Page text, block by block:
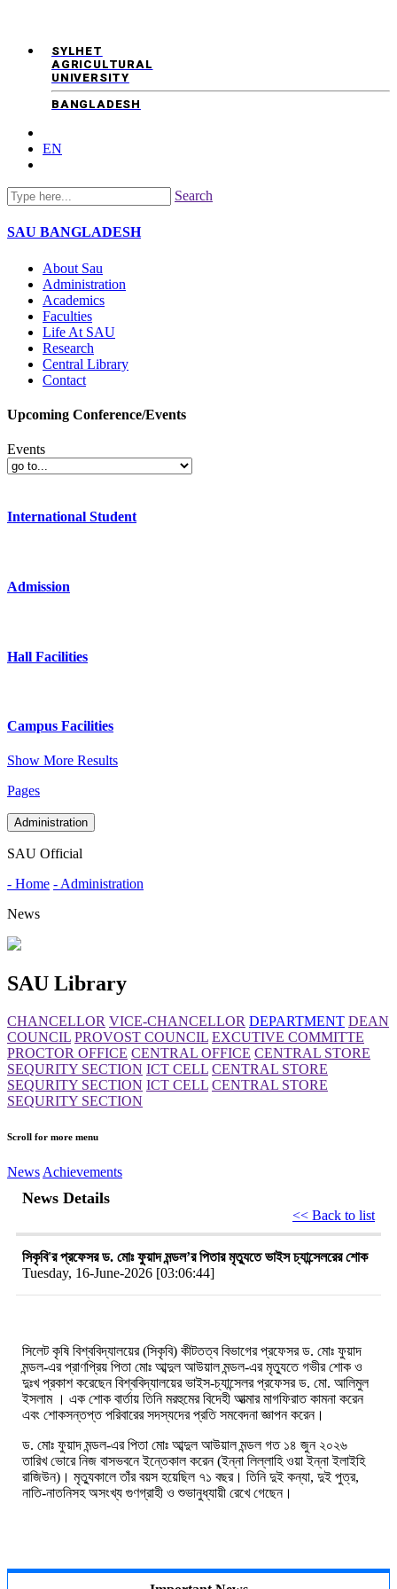
SYLHET
AGRICULTURAL
UNIVERSITY
BANGLADESH
EN
Search
SAU BANGLADESH
About Sau
Administration
Academics
Faculties
Life At SAU
Research
Central Library
Contact
Upcoming Conference/Events
Events
International Student
Admission
Hall Facilities
Campus Facilities
Show More Results
Pages
Administration
SAU Official
- Home - Administration
News
SAU Library
CHANCELLOR VICE-CHANCELLOR DEPARTMENT DEAN
COUNCIL PROVOST COUNCIL EXCUTIVE COMMITTE
PROCTOR OFFICE CENTRAL OFFICE CENTRAL STORE
SEQURITY SECTION ICT CELL CENTRAL STORE
SEQURITY SECTION ICT CELL CENTRAL STORE
SEQURITY SECTION
Scroll for more menu
News Achievements
News Details
<< Back to list
সিকৃবি'র প্রফেসর ড. মোঃ ফুয়াদ মন্ডল’র পিতার মৃত্যুতে ভাইস চ্যান্সেলরের শোক
Tuesday, 16-June-2026 [03:06:44]
সিলেট কৃষি বিশ্ববিদ্যালয়ের(সিকৃবি) কীটতত্ব বিভাগের প্রফেসর ড. মোঃ ফুয়াদ
মন্ডল-এর প্রাণপ্রিয় পিতা মোঃ আব্দুল আউয়াল মন্ডল-এর মৃত্যুতে গভীর শোক ও
দুঃখ প্রকাশ করেছেন বিশ্ববিদ্যালয়ের ভাইস-চ্যান্সেলর প্রফেসর ড. মো. আলিমুল
ইসলাম । এক শোক বার্তায় তিনি মরহুমের বিদেহী আত্মার মাগফিরাত কামনা করেন
এবং শোকসন্তপ্ত পরিবারের সদস্যদের প্রতি সমবেদনা জ্ঞাপন করেন।
ড. মোঃ ফুয়াদ মন্ডল-এর পিতা মোঃ আব্দুল আউয়াল মন্ডল গত ১৪ জুন ২০২৬
তারিখ ভোরে নিজ বাসভবনে ইন্তেকাল করেন(ইন্না লিল্লাহি ওয়া ইন্না ইলাইহি
রাজিউন) । মৃত্যুকালে তাঁর বয়স হয়েছিল ৭১ বছর। তিনি দুই কন্যা, দুই পুত্র,
নাতি-নাতনিসহ অসংখ্য গুণগ্রাহী ও শুভানুধ্যায়ী রেখে গেছেন।